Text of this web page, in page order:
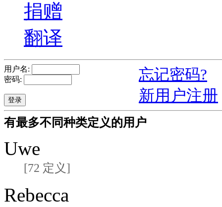
捐赠
翻译
用户名:
密码:
忘记密码?
新用户注册
有最多不同种类定义的用户
Uwe
[72 定义]
Rebecca